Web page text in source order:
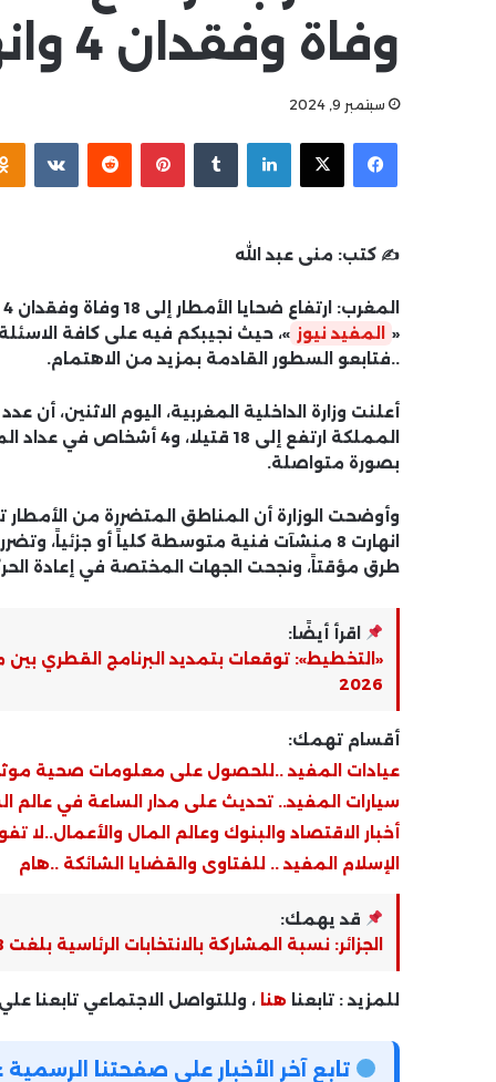
وفاة وفقدان 4 وانهيار 56 مسكناً
سبتمبر 9, 2024
فيسبوك
‫X لينكدإن بينتيريست
✍️ كتب: منى عبد الله
«
المفيد نيوز »، حيث نجيبكم فيه على كافة
..فتابعو السطور القادمة بمزيد من الاهتمام.
أعلنت وزارة الداخلية المغربية، اليوم الاثنين،
المملكة ارتفع إلى 18
بصورة متواصلة.
طرق مؤقتاً، ونجحت الجهات المختصة في إعادة الحركة
اقرأ أيضًا:
«التخطيط»: توقعات بتمديد البرنامج القطري
2026
أقسام تهمك:
عيادات المفيد ..للحصول على معلومات صحية
سيارات المفيد.. تحديث على مدار الساعة في عالم
أخبار الاقتصاد والبنوك وعالم المال والأعمال..لا
الإسلام المفيد .. للفتاوى والقضايا الشائكة ..هام
قد يهمك:
الجزائر: نسبة المشاركة بالانتخابات الرئاسية بلغت 48%بالداخل.. وإعلان النتائج الأولية خلال 72ساعة
للمزيد : تابعنا هنا ، وللتواصل الاجتماعي تابعنا علي
تابع آخر الأخبار على صفحتنا